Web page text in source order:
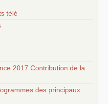
télé
2017 Contribution de la
des principaux